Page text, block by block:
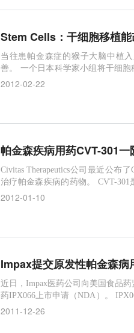
Stem Cells：干细胞移植
当往患帕金森症的猴子大脑中植
善。 一个日本科学家小组将干细胞
颤抖，无法控制自己的身体，呈现
2012-02-22
帕金森疾病用药CVT-301
Civitas Therapeutics公司最近公布
治疗帕金森疾病的药物。 CVT-
病引起的运动波动。 在试验中
2012-01-10
Impax提交原发性帕金森病
近日，Impax医药公司向美国食品
药IPX066上市申请（NDA）。
体内持续保持左旋多巴的离子浓度
2011-12-26